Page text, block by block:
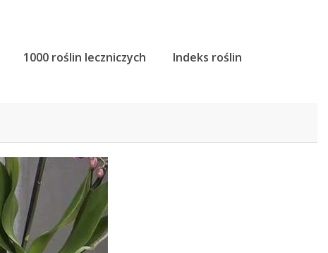
1000 roślin leczniczych Indeks roślin